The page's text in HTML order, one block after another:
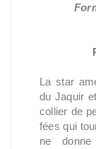
La star
du Jaquir
collier de
fées qui
ne